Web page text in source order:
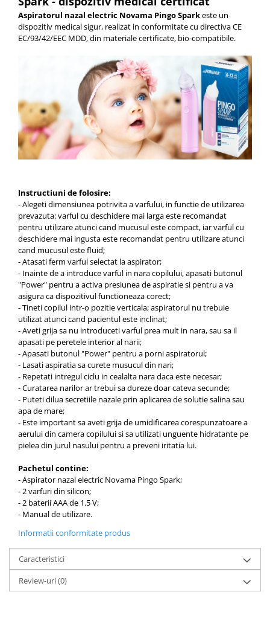
Aspiratorul nazal electric Novama Pingo Sparkeste un
dispozitiv medical sigur, realizat in conformitate cu directiva CE
EC/93/42/EEC MDD, din materiale certificate, bio-compatibile.
Instructiuni de folosire:
- Alegeti dimensiunea potrivita a varfului, in functie de utilizarea
prevazuta: varful cu deschidere mai larga este recomandat
pentru utilizare atunci cand mucusul este compact, iar varful cu
deschidere mai ingusta este recomandat pentru utilizare atunci
cand mucusul este fluid;
- Atasati ferm varful selectat la aspirator;
- Inainte de a introduce varful in nara copilului, apasati butonul
"Power" pentru a activa presiunea de aspiratie si pentru a va
asigura ca dispozitivul functioneaza corect;
- Tineti copilul intr-o pozitie verticala; aspiratorul nu trebuie
utilizat atunci cand pacientul este inclinat;
- Aveti grija sa nu introduceti varful prea mult in nara, sau sa il
apasati pe peretele interior al narii;
- Apasati butonul "Power" pentru a porni aspiratorul;
- Lasati aspiratia sa curete musucul din nari;
- Repetati intregul ciclu in cealalta nara daca este necesar;
- Curatarea narilor ar trebui sa dureze doar cateva secunde;
- Puteti dilua secretiile nazale prin aplicarea de solutie salina sau
apa de mare;
- Este important sa aveti grija de umidificarea corespunzatoare a
aerului din camera copilului si sa utilizati unguente hidratante pe
pielea din jurul nasului pentru a preveni iritatia lui.
Pachetul contine:
- Aspirator nazal electric Novama Pingo Spark;
- 2 varfuri din silicon;
- 2 baterii AAA de 1.5 V;
- Manual de utilizare.
Informatii conformitate produs
Caracteristici
Review-uri(0)